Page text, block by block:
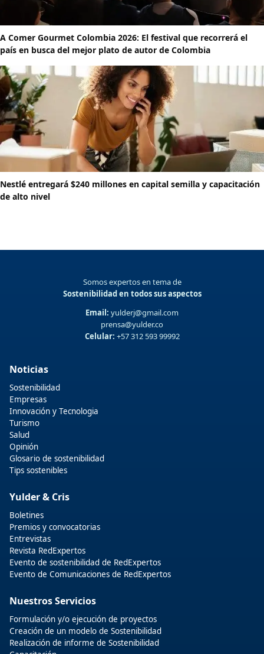
A Comer Gourmet Colombia 2026: El festival que recorrerá el
país en busca del mejor plato de autor de Colombia
Nestlé entregará $240 millones en capital semilla y capacitación
de alto nivel
Somos expertos en tema de
Sostenibilidad en todos sus aspectos
Email: yulderj@gmail.com
prensa@yulder.co
Celular: +57 312 593 99992
Noticias
Sostenibilidad
Empresas
Innovación y Tecnologia
Turismo
Salud
Opinión
Glosario de sostenibilidad
Tips sostenibles
Yulder & Cris
Boletines
Premios y convocatorias
Entrevistas
Revista RedExpertos
Evento de sostenibilidad de RedExpertos
Evento de Comunicaciones de RedExpertos
Nuestros Servicios
Formulación y/o ejecución de proyectos
Creación de un modelo de Sostenibilidad
Realización de informe de Sostenibilidad